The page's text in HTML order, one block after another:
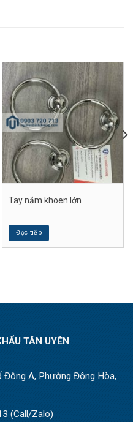
Tay nắm khoen lớn
Đọc tiếp
TÂN UYÊN
Đông A, Phường Đông Hòa,
(Call/Zalo)